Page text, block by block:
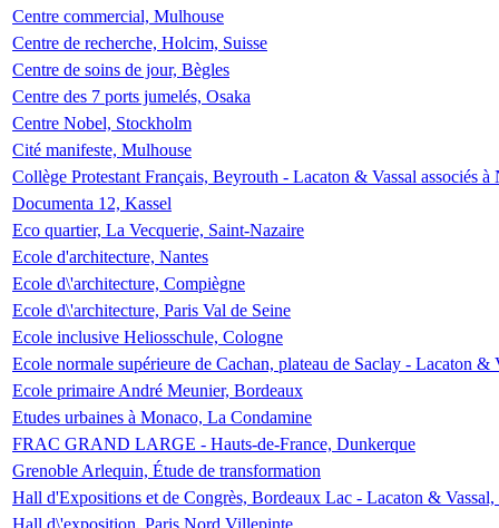
Centre commercial, Mulhouse
Centre de recherche, Holcim, Suisse
Centre de soins de jour, Bègles
Centre des 7 ports jumelés, Osaka
Centre Nobel, Stockholm
Cité manifeste, Mulhouse
Collège Protestant Français, Beyrouth - Lacaton & Vassal associés
Documenta 12, Kassel
Eco quartier, La Vecquerie, Saint-Nazaire
Ecole d'architecture, Nantes
Ecole d\'architecture, Compiègne
Ecole d\'architecture, Paris Val de Seine
Ecole inclusive Heliosschule, Cologne
Ecole normale supérieure de Cachan, plateau de Saclay - Lacaton &
Ecole primaire André Meunier, Bordeaux
Etudes urbaines à Monaco, La Condamine
FRAC GRAND LARGE - Hauts-de-France, Dunkerque
Grenoble Arlequin, Étude de transformation
Hall d'Expositions et de Congrès, Bordeaux Lac - Lacaton &
Hall d\'exposition, Paris Nord Villepinte